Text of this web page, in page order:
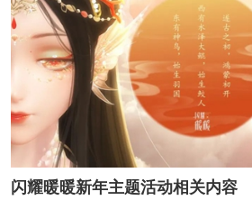
闪耀暖暖新年主题活动相关内容